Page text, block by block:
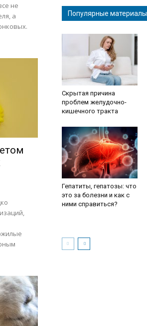
не
а
Популярные материалы
Скрытая причина
проблем желудочно-
кишечного тракта
Гепатиты, гепатозы: что
это за болезни и как с
ними справиться?